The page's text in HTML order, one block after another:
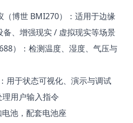
（博世 BMI270）：适用于边缘
、增强现实 / 虚拟现实等场景
）：检测温度、湿度、气压与
用于状态可视化、演示与调试
用户输入指令
池，配套电池座